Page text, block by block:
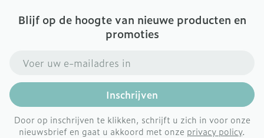
Blijf op de hoogte van nieuwe producten en
promoties
Inschrijven
Door op inschrijven te klikken, schrijft u zich in voor onze
nieuwsbrief en gaat u akkoord met onze privacy policy.